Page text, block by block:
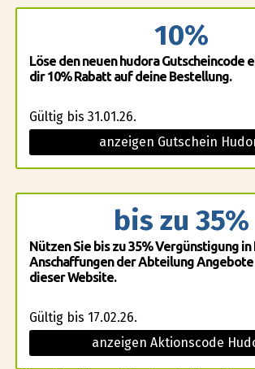
10%
Löse den neuen hudora Gutscheincode
dir 10% Rabatt auf deine Bestellung.
Gültig bis 31.01.26.
anzeigen Gutschein
bis zu 35%
Nützen Sie bis zu 35% Vergünstigung in
Anschaffungen der Abteilung Angebote
dieser Website.
Gültig bis 17.02.26.
anzeigen Aktionscode